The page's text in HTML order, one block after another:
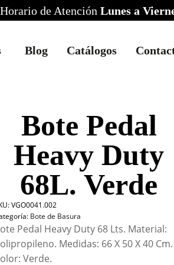
Horario de Atención Lunes a
Blog Catálogos
Bote Pedal
Heavy Duty
68L. Verde
VGO0041.002
Bote de Basura
Pedal Heavy Duty 68 Lts. Material:
Medidas: 66 X 50 X 40 Cm.
Verde.